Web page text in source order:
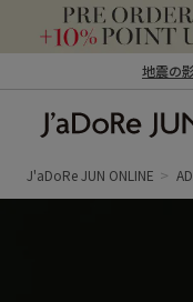
地震の
ン オンライン）
J'aDoRe JUN ONLINE